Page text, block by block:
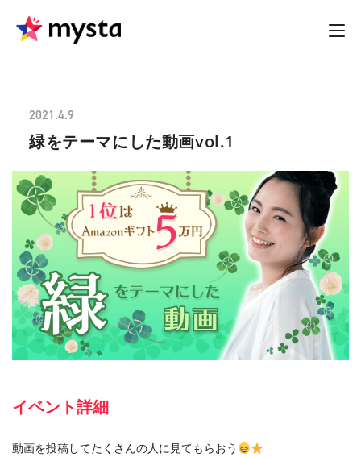
2021.4.9
緑をテーマにした動画vol.1
イベント詳細
動画を投稿してたくさんの人に見てもらおう